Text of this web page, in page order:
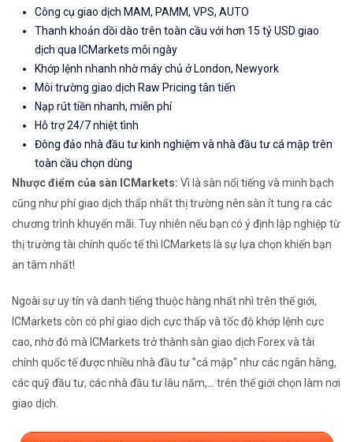
Công cụ giao dịch MAM, PAMM, VPS, AUTO
Thanh khoản dồi dào trên toàn cầu với hơn 15 tỷ USD giao
dịch qua ICMarkets mỗi ngày
Khớp lệnh nhanh nhờ máy chủ ở London, Newyork
Môi trường giao dịch Raw Pricing tân tiến
Nạp rút tiền nhanh, miễn phí
Hỗ trợ 24/7 nhiệt tình
Đông đảo nhà đầu tư kinh nghiệm và nhà đầu tư cá mập trên
toàn cầu chọn dùng
Nhược điểm của sàn ICMarkets: Vì là sàn nổi tiếng và minh bạch
cũng như phí giao dịch thấp nhất thị trường nên sàn ít tung ra các
chương trình khuyến mãi. Tuy nhiên nếu bạn có ý định lập nghiệp từ
thị trường tài chính quốc tế thì ICMarkets là sự lựa chọn khiến bạn
an tâm nhất!
Ngoài sự uy tín và danh tiếng thuộc hàng nhất nhì trên thế giới,
ICMarkets còn có phí giao dịch cực thấp và tốc độ khớp lệnh cực
cao, nhờ đó mà ICMarkets trở thành sàn giao dịch Forex và tài
chính quốc tế được nhiều nhà đầu tư "cá mập" như các ngân hàng,
các quỹ đầu tư, các nhà đầu tư lâu năm,... trên thế giới chọn làm nơi
giao dịch.